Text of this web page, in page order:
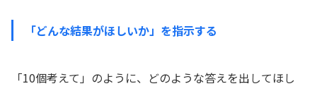
「どんな結果がほしいか」を指示する
「10個考えて」のように、どのような答えを出してほし